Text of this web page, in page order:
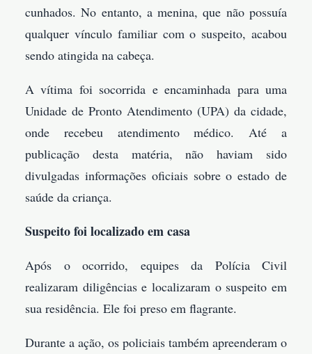
cunhados. No entanto, a menina, que não possuía
qualquer vínculo familiar com o suspeito, acabou
sendo atingida na cabeça.
A vítima foi socorrida e encaminhada para uma
Unidade de Pronto Atendimento (UPA) da cidade,
onde recebeu atendimento médico. Até a
publicação desta matéria, não haviam sido
divulgadas informações oficiais sobre o estado de
saúde da criança.
Suspeito foi localizado em casa
Após o ocorrido, equipes da Polícia Civil
realizaram diligências e localizaram o suspeito em
sua residência. Ele foi preso em flagrante.
Durante a ação, os policiais também apreenderam o